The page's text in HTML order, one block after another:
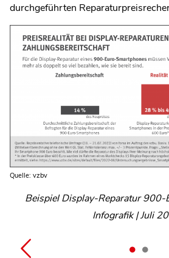
durchgeführten
Quelle: vzbv
Beispiel Display-Reparatur 900-
Infografik | Juli
Beispiel Display-Reparatur 300-
Infografik | Juli